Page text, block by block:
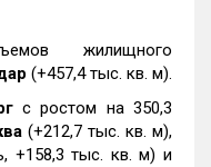
жилищного
(+457,4 тыс. кв. м).
с ростом на 350,3
(+212,7 тыс. кв. м),
+158,3 тыс. кв. м) и